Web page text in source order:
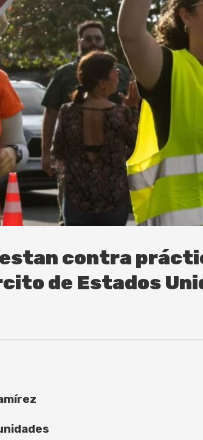
contra
de Estados